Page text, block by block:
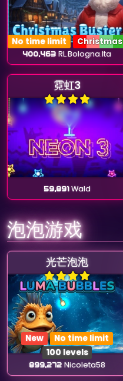
No time limit Christmas
400,463RL.Bologna.Ita
霓虹3
59,891Wald
泡泡游戏
光芒泡泡
New
No time limit
100 levels
899,272 Nicoleta58